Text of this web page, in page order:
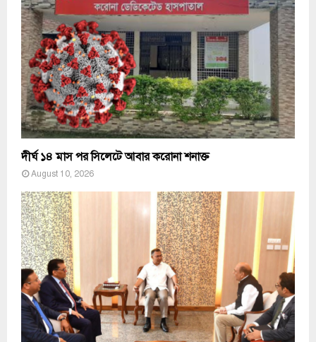
দীর্ঘ ১৪ মাস পর সিলেটে আবার করোনা শনাক্ত
August 10, 2026